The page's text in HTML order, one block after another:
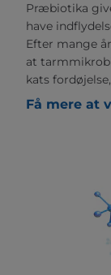
Præbiotika
have
Efter mange
at
kats
Få mere at